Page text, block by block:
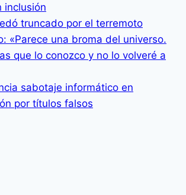
inclusión
truncado por el terremoto
«Parece una broma del universo.
que lo conozco y no lo volveré a
sabotaje informático en
por títulos falsos